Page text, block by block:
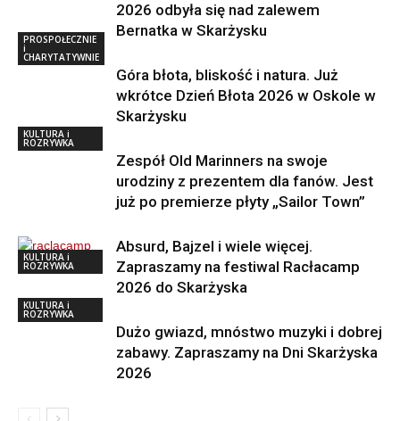
2026 odbyła się nad zalewem
Bernatka w Skarżysku
PROSPOŁECZNIE
i
CHARYTATYWNIE
Góra błota, bliskość i natura. Już
wkrótce Dzień Błota 2026 w Oskole w
Skarżysku
KULTURA i
ROZRYWKA
Zespół Old Marinners na swoje
urodziny z prezentem dla fanów. Jest
już po premierze płyty „Sailor Town”
KULTURA i
ROZRYWKA
Absurd, Bajzel i wiele więcej.
Zapraszamy na festiwal Racłacamp
2026 do Skarżyska
KULTURA i
ROZRYWKA
Dużo gwiazd, mnóstwo muzyki i dobrej
zabawy. Zapraszamy na Dni Skarżyska
2026